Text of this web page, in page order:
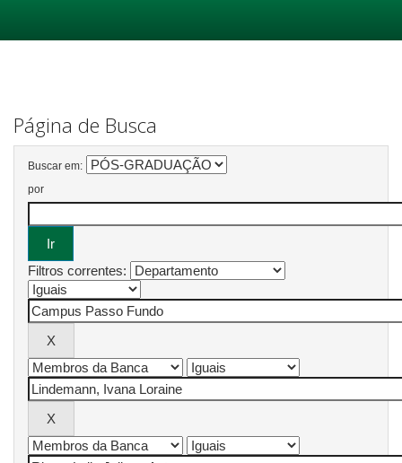
Página de Busca
Buscar em:
por
Filtros correntes: